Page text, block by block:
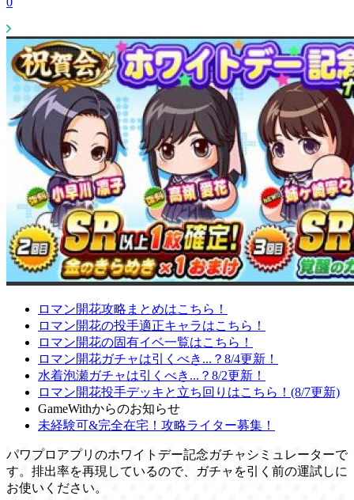
ロマン開花攻略まとめはこちら！
ロマン開花の投手適正キャラはこちら！
ロマン開花の固有イベ一覧はこちら！
ロマン開花ガチャは引くべき...？8/4更新！
水着泡瀬ガチャは引くべき...？8/2更新！
ロマン開花投手デッキと立ち回りはこちら！(8/7更新)
GameWithからのお知らせ
未経験可&完全在宅！攻略ライター募集！
パワプロアプリのホワイトデー記念ガチャシミュレーターで
す。排出率を再現しているので、ガチャを引く前の運試しに
お使いください。